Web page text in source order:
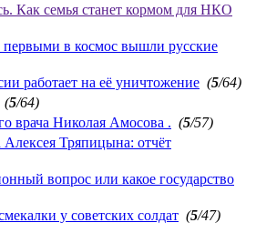
Как семья станет кормом для НКО
первыми в космос вышли русские
работает на её уничтожение (5/64)
(5/64)
врача Николая Амосова . (5/57)
Тряпицына: отчёт
вопрос или какое государство
у советских солдат (5/47)